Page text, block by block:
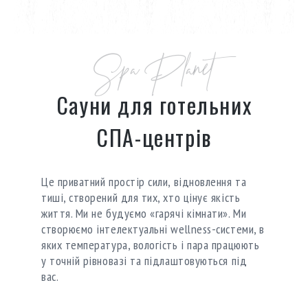
Spa Planet
Сауни для готельних
СПА-центрів
Це приватний простір сили, відновлення та
тиші, створений для тих, хто цінує якість
життя. Ми не будуємо «гарячі кімнати». Ми
створюємо інтелектуальні wellness-системи, в
яких температура, вологість і пара працюють
у точній рівновазі та підлаштовуються під
вас.